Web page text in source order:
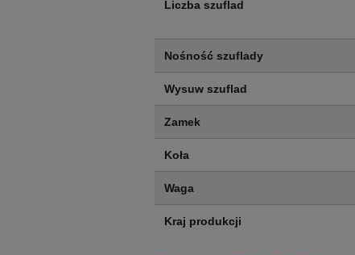
Liczba szuflad
Nośność szuflady
Wysuw szuflad
Zamek
Koła
Waga
Kraj produkcji